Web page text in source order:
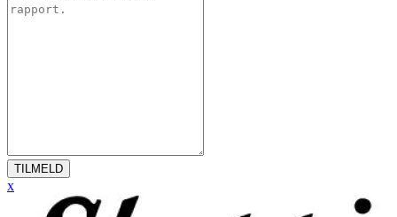
TILMELD
x